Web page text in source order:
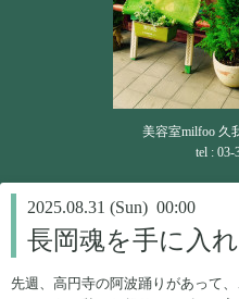
美容室milfoo 久
tel : 03-
2025.08.31 (Sun) 00:00
長岡魂を手に入れ
先週、高円寺の阿波踊りがあって